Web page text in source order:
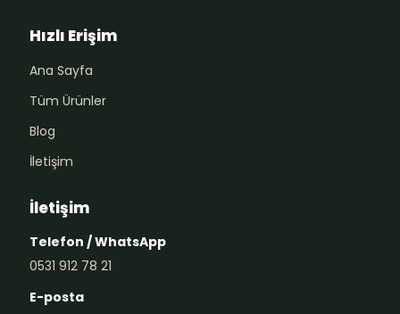
Hızlı Erişim
Ana Sayfa
Tüm Ürünler
Blog
İletişim
İletişim
Telefon / WhatsApp
0531 912 78 21
E-posta